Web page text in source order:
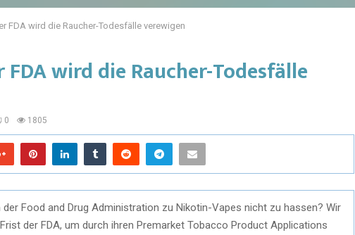
FDA wird die Raucher-Todesfälle verewigen
FDA wird die Raucher-Todesfälle
0 1805
Food and Drug Administration zu Nikotin-Vapes nicht zu hassen? Wir
der FDA, um durch ihren Premarket Tobacco Product Applications